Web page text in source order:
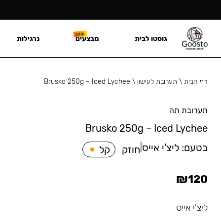
דף הבית\ תערובת לעישון \
Brusko 250g – Iced Lychee
תערובת תה
Brusko 250g – Iced Lychee
בטעם: ליצ'י אייס חוזק קל
₪120
ליצ’י אייס
גוסטו לבית מבצעים נרגילות